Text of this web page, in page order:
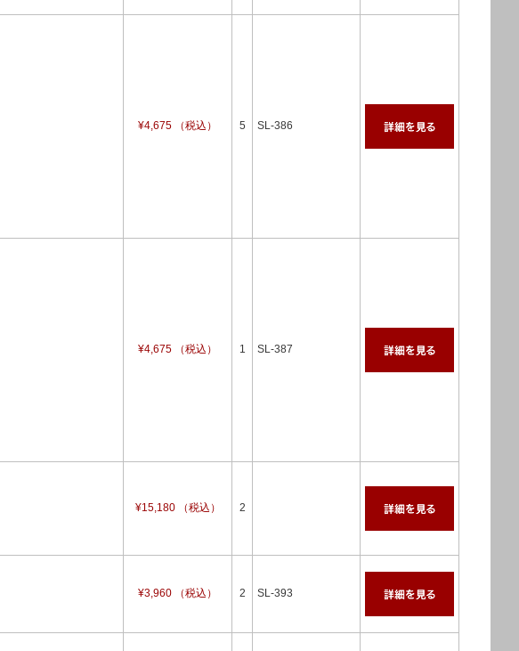
¥4,675 （税込） 5 SL-386
¥4,675 （税込） 1 SL-387
¥15,180 （税込） 2
¥3,960 （税込） 2 SL-393